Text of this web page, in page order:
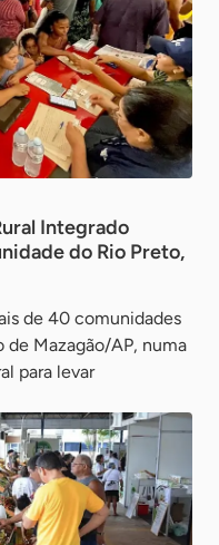
Integrado
do Rio Preto,
de 40 comunidades
Mazagão/AP, numa
para levar